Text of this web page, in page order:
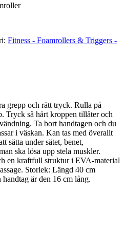
Fitness - Foamrollers & Triggers -
grepp och rätt tryck. Rulla på
Tryck så hårt kroppen tillåter och
Ta bort handtagen och du
i väskan. Kan tas med överallt
sätta under sätet, benet,
ska lösa upp stela muskler.
en kraftfull struktur i EVA-material
Storlek: Längd 40 cm
är den 16 cm lång.